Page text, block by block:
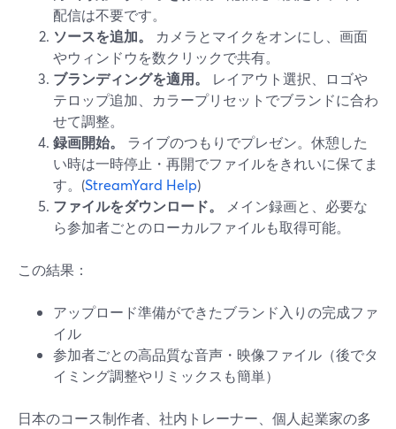
配信は不要です。
ソースを追加。
カメラとマイクをオンにし、画面
やウィンドウを数クリックで共有。
ブランディングを適用。
レイアウト選択、ロゴや
テロップ追加、カラープリセットでブランドに合わ
せて調整。
録画開始。
ライブのつもりでプレゼン。休憩した
い時は一時停止・再開でファイルをきれいに保てま
す。(StreamYard Help)
ファイルをダウンロード。
メイン録画と、必要な
ら参加者ごとのローカルファイルも取得可能。
この結果：
アップロード準備ができたブランド入りの完成ファ
イル
参加者ごとの高品質な音声・映像ファイル（後でタ
イミング調整やリミックスも簡単）
日本のコース制作者、社内トレーナー、個人起業家の多